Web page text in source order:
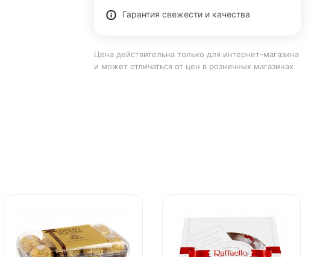
Гарантия свежести и качества
Цена действительна только для интернет-магазина
и может отличаться от цен в розничных магазинах